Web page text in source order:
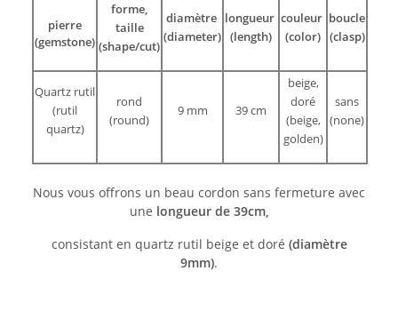
pierre
(gemstone)
forme,
taille
(shape/cut)
diamètre
(diameter)
longueur
(length)
couleur
(color)
boucle
(clasp)
Quartz rutil
(rutil
quartz)
rond
(round)
9 mm 39 cm
beige,
doré
(beige,
golden)
sans
(none)
Nous vous offrons un beau cordon sans fermeture avec
une longueur de 39cm,
consistant en quartz rutil beige et doré (diamètre
9mm).